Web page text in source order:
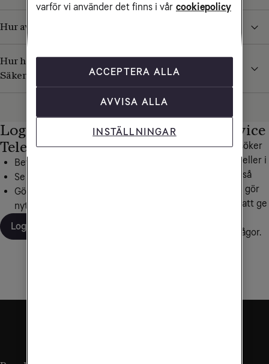
Hur avinstallerar jag Tele2 Säker Total?
Hur hanterar jag användare och enheter i mitt Tele2
Säker Total?
Logga in på Mitt
Tele2
Betala dina fakturor
Se din surfförbrukning
Gör inställningar, beställ
nytt SIM och mer
Logga in
Personlig service
Hittar du inte det du söker
under frågor och svar eller i
någon av våra artiklar så
hjälper vi dig gärna. Vi gör
alltid vårt yttersta för att ge
snabba svar på dina frågor.
varför vi använder det finns i vår cookiepolicy
ACCEPTERA ALLA
AVVISA ALLA
INSTÄLLNINGAR